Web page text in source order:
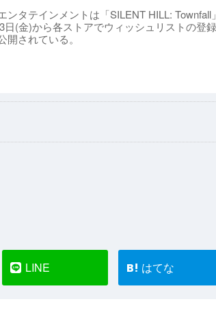
ンタテインメントは「SILENT HILL: Townfall
日(金)から各ストアでウィッシュリストの登
されている。
LINE B! はてな